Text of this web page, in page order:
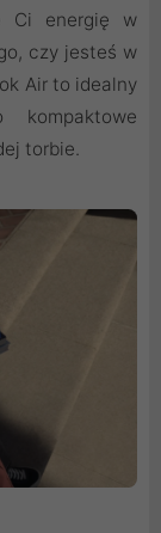
Ci energię w
czy jesteś w
Air to idealny
kompaktowe
torbie.